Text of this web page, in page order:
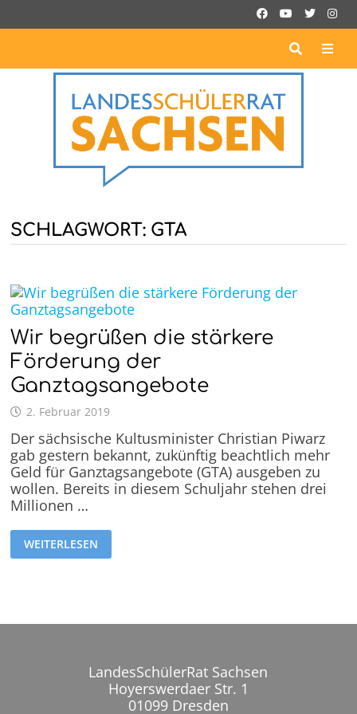
zum
SCHLAGWORT: GTA
Wir begrüßen die stärkere
Förderung der
Ganztagsangebote
2. Februar 2019
Der sächsische Kultusminister Christian Piwarz
gab gestern bekannt, zukünftig beachtlich mehr
Geld für Ganztagsangebote (GTA) ausgeben zu
wollen. Bereits in diesem Schuljahr stehen drei
Millionen …
WEITERLESEN
LandesSchülerRat Sachsen
Hoyerswerdaer Str. 1
01099 Dresden